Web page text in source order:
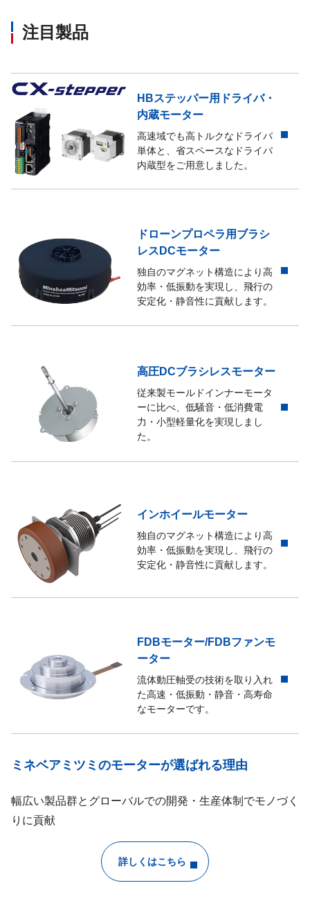
注目製品
HBステッパー用ドライバ・
内蔵モーター
高速域でも高トルクなドライバ
単体と、省スペースなドライバ
内蔵型をご用意しました。
ドローンプロペラ用ブラシ
レスDCモーター
独自のマグネット構造により高
効率・低振動を実現し、飛行の
安定化・静音性に貢献します。
高圧DCブラシレスモーター
従来製モールドインナーモータ
ーに比べ、低騒音・低消費電
力・小型軽量化を実現しまし
た。
インホイールモーター
独自のマグネット構造により高
効率・低振動を実現し、飛行の
安定化・静音性に貢献します。
FDBモーター/FDBファンモ
ーター
流体動圧軸受の技術を取り入れ
た高速・低振動・静音・高寿命
なモーターです。
ミネベアミツミのモーターが選ばれる理由
幅広い製品群とグローバルでの開発・生産体制でモノづく
りに貢献
詳しくはこちら